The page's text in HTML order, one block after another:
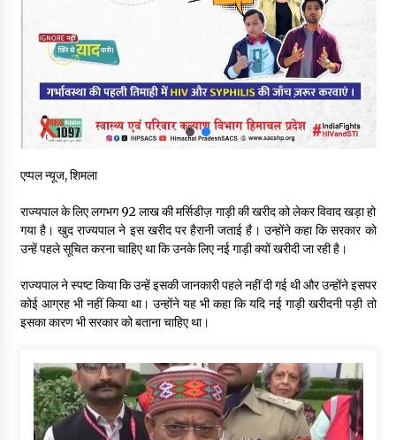
रूपी भावा वन्यजीव अभयारण्य में फिर दिखा जंगलों का ‘खामोश पहरेदार’, दुर्लभ
भ्रष्टाचार से अर्जित संपत्ति जब्त कर गरीबों में बांटेगी हिमाचल सरकार -CM
06/08/2026
06/08/2026
06/08/2026
06/08/2026
एप्पल न्यूज, शिमला
राज्यपाल के लिए लगभग ₹92 लाख की मर्सिडीज़ गाड़ी की खरीद को लेकर विवाद खड़ा हो
गया है। खुद राज्यपाल ने इस खरीद पर हैरानी जताई है। उन्होंने कहा कि सरकार को
उन्हें पहले सूचित करना चाहिए था कि उनके लिए नई गाड़ी क्यों खरीदी जा रही है।
राज्यपाल ने स्पष्ट किया कि उन्हें इसकी जानकारी पहले नहीं दी गई थी और उन्होंने इसपर
कोई आग्रह भी नहीं किया था। उन्होंने यह भी कहा कि यदि नई गाड़ी खरीदनी पड़ी तो
इसका कारण भी सरकार को बताना चाहिए था।